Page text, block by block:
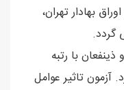
بهادار تهران،
گردد.
با رتبه
آزمون تاثير عوامل